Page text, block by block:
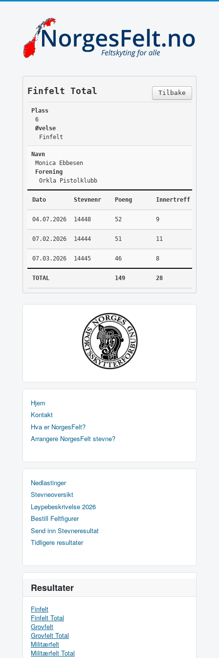
Tilbake
Finfelt Total
Plass
6
Øvelse
Finfelt
Navn
Monica Ebbesen
Forening
Orkla Pistolklubb
Dato Stevnenr Poeng Innertreff
04.07.2026 14448 52 9
07.02.2026 14444 51 11
07.03.2026 14445 46 8
TOTAL 149 28
Hjem
Kontakt
Hva er NorgesFelt?
Arrangere NorgesFelt stevne?
Nedlastinger
Stevneoversikt
Løypebeskrivelse 2026
Bestill Feltfigurer
Send inn Stevneresultat
Tidligere resultater
Resultater
Finfelt
Finfelt Total
Grovfelt
Grovfelt Total
Militærfelt
Militærfelt Total